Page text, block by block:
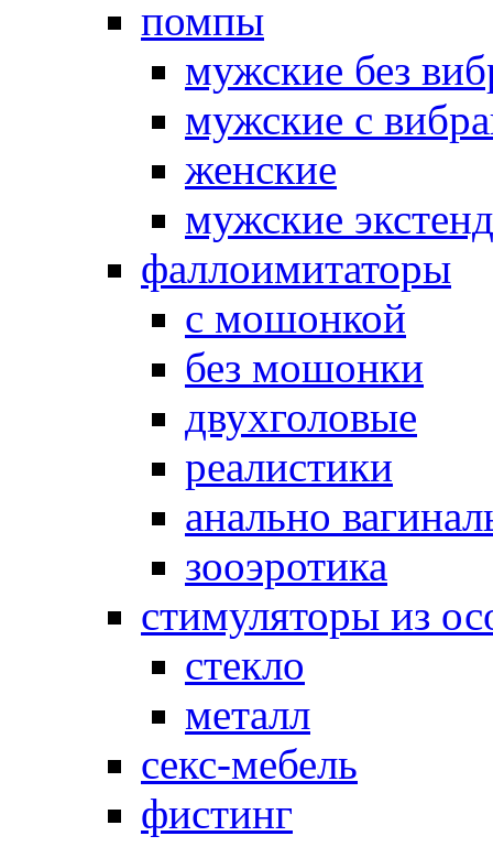
помпы
мужские без
мужские с
женские
мужские
фаллоимитаторы
с мошонкой
без мошонки
двухголовые
реалистики
анально
зооэротика
стимуляторы из
стекло
металл
секс-мебель
фистинг